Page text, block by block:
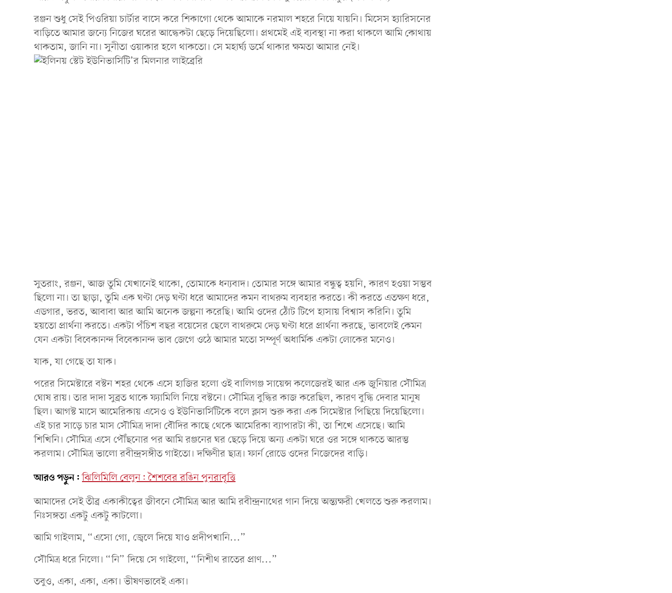
রঞ্জন শুধু সেই পিওরিয়া চার্টার বাসে করে শিকাগো থেকে আমাকে নরমাল শহরে নিয়ে যায়নি। মিসেস হ্যারিসনের
বাড়িতে আমার জন্যে নিজের ঘরের আদ্ধেকটা ছেড়ে দিয়েছিলো। প্রথমেই এই ব্যবস্থা না করা থাকলে আমি কোথায়
থাকতাম, জানি না। সুনীতা ওয়াকার হলে থাকতো। সে মহার্ঘ্য ডর্মে থাকার ক্ষমতা আমার নেই।
সুতরাং, রঞ্জন, আজ তুমি যেখানেই থাকো, তোমাকে ধন্যবাদ। তোমার সঙ্গে আমার বন্ধুত্ব হয়নি, কারণ হওয়া সম্ভব
ছিলো না। তা ছাড়া, তুমি এক ঘণ্টা দেড় ঘণ্টা ধরে আমাদের কমন বাথরুম ব্যবহার করতে। কী করতে এতক্ষণ ধরে,
এডগার, ভরত, আবাবা আর আমি অনেক জল্পনা করেছি। আমি ওদের ঠোঁট টিপে হাসায় বিশ্বাস করিনি। তুমি
হয়তো প্রার্থনা করতে। একটা পঁচিশ বছর বয়েসের ছেলে বাথরুমে দেড় ঘণ্টা ধরে প্রার্থনা করছে, ভাবলেই কেমন
যেন একটা বিবেকানন্দ বিবেকানন্দ ভাব জেগে ওঠে আমার মতো সম্পূর্ণ অধার্মিক একটা লোকের মনেও।
যাক, যা গেছে তা যাক।
পরের সিমেস্টারে বস্টন শহর থেকে এসে হাজির হলো ওই বালিগঞ্জ সায়েন্স কলেজেরই আর এক জুনিয়ার সৌমিত্র
ঘোষ রায়। তার দাদা সুব্রত থাকে ফ্যামিলি নিয়ে বস্টনে। সৌমিত্র বুদ্ধির কাজ করেছিল, কারণ বুদ্ধি দেবার মানুষ
ছিল। আগস্ট মাসে আমেরিকায় এসেও ও ইউনিভার্সিটিকে বলে ক্লাস শুরু করা এক সিমেস্টার পিছিয়ে দিয়েছিলো।
এই চার সাড়ে চার মাস সৌমিত্র দাদা বৌদির কাছে থেকে আমেরিকা ব্যাপারটা কী, তা শিখে এসেছে। আমি
শিখিনি। সৌমিত্র এসে পৌঁছনোর পর আমি রঞ্জনের ঘর ছেড়ে দিয়ে অন্য একটা ঘরে ওর সঙ্গে থাকতে আরম্ভ
করলাম। সৌমিত্র ভালো রবীন্দ্রসঙ্গীত গাইতো। দক্ষিণীর ছাত্র। ফার্ন রোডে ওদের নিজেদের বাড়ি।
আরও পড়ুন: ঝিলিমিলি বেলুন: শৈশবের রঙিন পুনরাবৃত্তি
আমাদের সেই তীব্র একাকীত্বের জীবনে সৌমিত্র আর আমি রবীন্দ্রনাথের গান দিয়ে অন্ত্যক্ষরী খেলতে শুরু করলাম।
নিঃসঙ্গতা একটু একটু কাটলো।
আমি গাইলাম, “এসো গো, জ্বেলে দিয়ে যাও প্রদীপখানি...”
সৌমিত্র ধরে নিলো। “নি” দিয়ে সে গাইলো, “নিশীথ রাতের প্রাণ...”
তবুও, একা, একা, একা। ভীষণভাবেই একা।